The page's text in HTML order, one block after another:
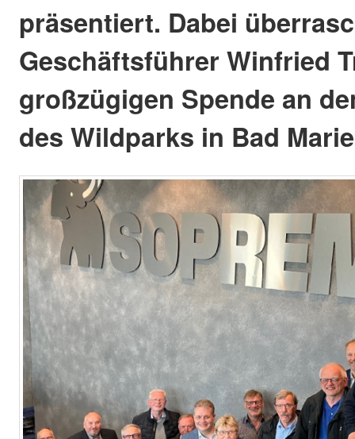
präsentiert. Dabei
Geschäftsführer Winfried
großzügigen Spende an
des Wildparks in Bad